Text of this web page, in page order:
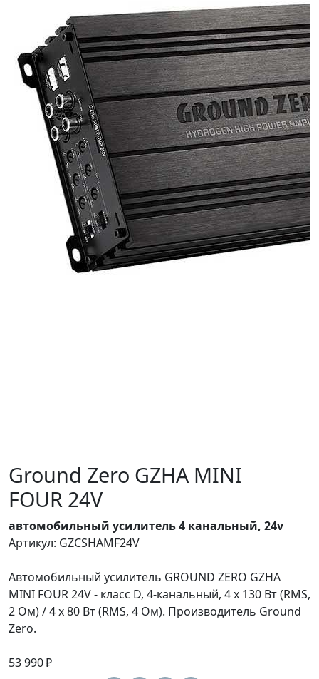
Ground Zero GZHA MINI
FOUR 24V
автомобильный усилитель 4 канальный, 24v
Артикул: GZCSHAMF24V
Автомобильный усилитель GROUND ZERO GZHA
MINI FOUR 24V - класс D, 4-канальный, 4 x 130 Вт (RMS,
2 Ом) / 4 x 80 Вт (RMS, 4 Ом). Производитель Ground
Zero.
53 990 ₽